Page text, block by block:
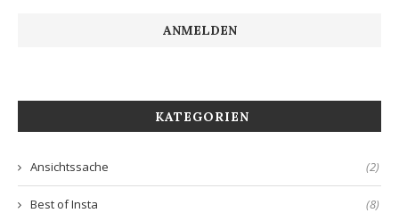
KATEGORIEN
Ansichtssache (2)
Best of Insta (8)